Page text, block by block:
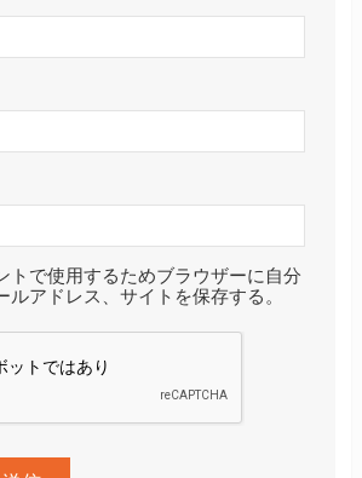
トで使用するためブラウザーに自分
ルアドレス、サイトを保存する。